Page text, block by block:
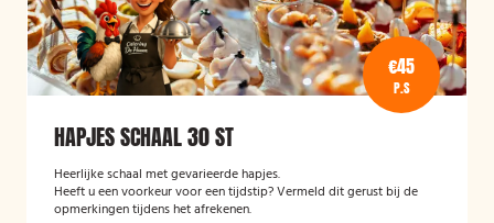
€45
P.S
HAPJES SCHAAL 30 ST
Heerlijke schaal met gevarieerde hapjes.
Heeft u een voorkeur voor een tijdstip? Vermeld dit gerust bij de
opmerkingen tijdens het afrekenen.